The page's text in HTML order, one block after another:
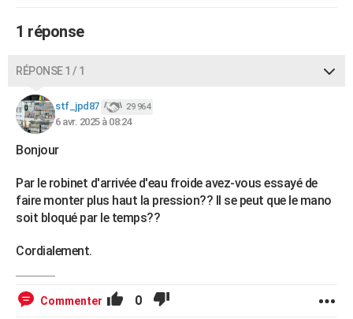
1 réponse
RÉPONSE 1 / 1
stf_jpd87 29 964
6 avr. 2025 à 08:24
Bonjour
Par le robinet d'arrivée d'eau froide avez-vous essayé de
faire monter plus haut la pression?? Il se peut que le mano
soit bloqué par le temps??
Cordialement.
Commenter 0